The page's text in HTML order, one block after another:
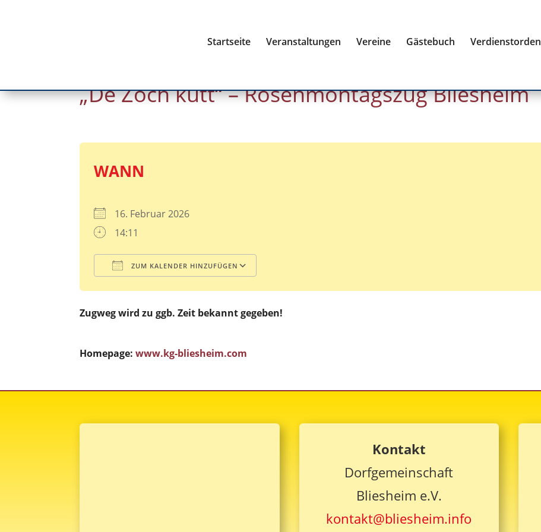
Startseite Veranstaltungen Vereine Gästebuch Verdienstorden
„De Zoch kütt“ – Rosenmontagszug Bliesheim
WANN
16. Februar 2026
14:11
ZUM KALENDER HINZUFÜGEN
ICS herunterladen
Google Kalender
iCalendarOffice 365Outlook Live
Zugweg wird zu ggb. Zeit bekannt gegeben!
Homepage:www.kg-bliesheim.com
Kontakt
Dorfgemeinschaft
Bliesheim e.V.
kontakt@bliesheim.info